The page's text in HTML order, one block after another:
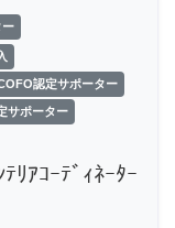
ー
認定サポーター
サポーター
ﾘｱｺｰﾃﾞｨﾈｰﾀｰ